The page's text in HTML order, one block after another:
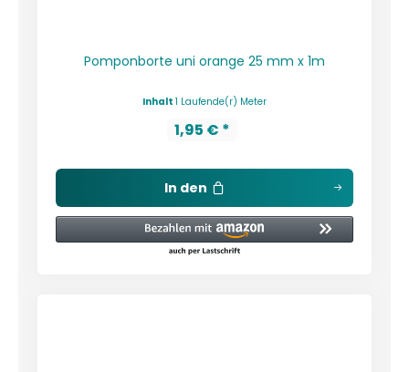
Pomponborte uni orange 25 mm x 1m
Inhalt 1 Laufende(r) Meter
1,95 € *
In den